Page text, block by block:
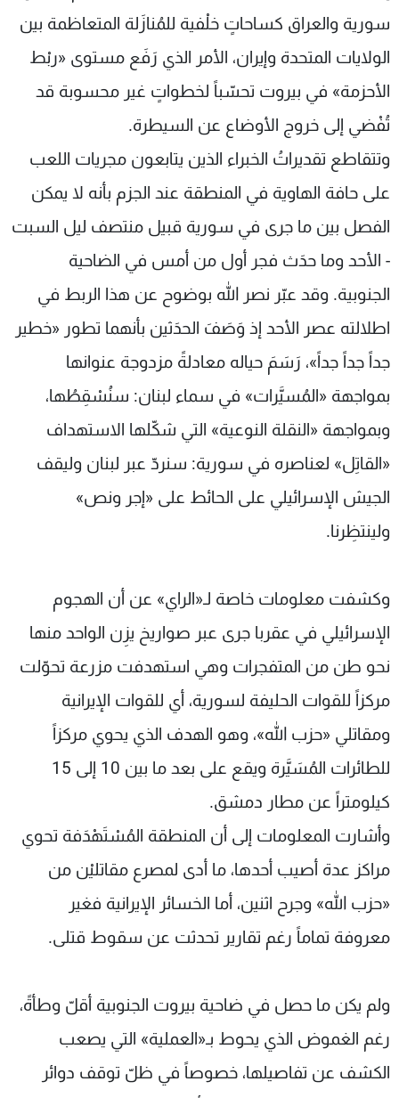
سورية والعراق كساحاتٍ خلْفية للمُنازَلة المتعاظمة بين
الولايات المتحدة وإيران، الأمر الذي رَفَع مستوى «ربْط
الأحزمة» في بيروت تحسّباً لخطواتٍ غير محسوبة قد
تُفْضي إلى خروج الأوضاع عن السيطرة.
وتتقاطع تقديراتُ الخبراء الذين يتابعون مجريات اللعب
على حافة الهاوية في المنطقة عند الجزم بأنه لا يمكن
الفصل بين ما جرى في سورية قبيل منتصف ليل السبت
- الأحد وما حدَث فجر أول من أمس في الضاحية
الجنوبية. وقد عبّر نصر الله بوضوح عن هذا الربط في
اطلالته عصر الأحد إذ وَصَفَ الحدَثين بأنهما تطور «خطير
جداً جداً جداً»، رَسَمَ حياله معادلةً مزدوجة عنوانها
بمواجهة «المُسيَّرات» في سماء لبنان: سنُسْقِطُها،
وبمواجهة «النقلة النوعية» التي شكّلها الاستهداف
«القاتِل» لعناصره في سورية: سنردّ عبر لبنان وليقف
الجيش الإسرائيلي على الحائط على «إجر ونص»
ولينتظِرنا.
وكشفت معلومات خاصة لـ«الراي» عن أن الهجوم
الإسرائيلي في عقربا جرى عبر صواريخ يزِن الواحد منها
نحو طن من المتفجرات وهي استهدفت مزرعة تحوّلت
مركزاً للقوات الحليفة لسورية، أي للقوات الإيرانية
ومقاتلي «حزب الله»، وهو الهدف الذي يحوي مركزاً
للطائرات المُسَيَّرة ويقع على بعد ما بين 10 إلى 15
كيلومتراً عن مطار دمشق.
وأشارت المعلومات إلى أن المنطقة المُسْتَهْدَفة تحوي
مراكز عدة أصيب أحدها، ما أدى لمصرع مقاتليْن من
«حزب الله» وجرح اثنين، أما الخسائر الإيرانية فغير
معروفة تماماً رغم تقارير تحدثت عن سقوط قتلى.
ولم يكن ما حصل في ضاحية بيروت الجنوبية أقلّ وطأةً،
رغم الغموض الذي يحوط بـ«العملية» التي يصعب
الكشف عن تفاصيلها، خصوصاً في ظلّ توقف دوائر